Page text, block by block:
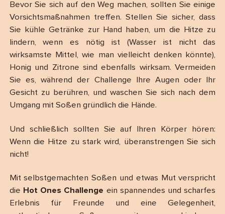
Bevor Sie sich auf den Weg machen, sollten Sie einige
Vorsichtsmaßnahmen treffen. Stellen Sie sicher, dass
Sie kühle Getränke zur Hand haben, um die Hitze zu
lindern, wenn es nötig ist (Wasser ist nicht das
wirksamste Mittel, wie man vielleicht denken könnte),
Honig und Zitrone sind ebenfalls wirksam. Vermeiden
Sie es, während der Challenge Ihre Augen oder Ihr
Gesicht zu berühren, und waschen Sie sich nach dem
Umgang mit Soßen gründlich die Hände.
Und schließlich sollten Sie auf Ihren Körper hören:
Wenn die Hitze zu stark wird, überanstrengen Sie sich
nicht!
Mit selbstgemachten Soßen und etwas Mut verspricht
die Hot Ones Challenge ein spannendes und scharfes
Erlebnis für Freunde und eine Gelegenheit,